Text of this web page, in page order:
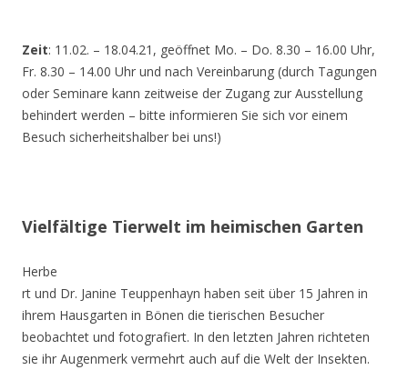
Zeit: 11.02. – 18.04.21, geöffnet Mo. – Do. 8.30 – 16.00 Uhr,
Fr. 8.30 – 14.00 Uhr und nach Vereinbarung (durch Tagungen
oder Seminare kann zeitweise der Zugang zur Ausstellung
behindert werden – bitte informieren Sie sich vor einem
Besuch sicherheitshalber bei uns!)
Vielfältige Tierwelt im heimischen Garten
Herbe
rt und Dr. Janine Teuppenhayn haben seit über 15 Jahren in
ihrem Hausgarten in Bönen die tierischen Besucher
beobachtet und fotografiert. In den letzten Jahren richteten
sie ihr Augenmerk vermehrt auch auf die Welt der Insekten.